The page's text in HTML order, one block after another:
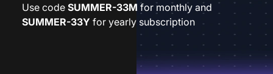
Use code SUMMER-33M for monthly and
SUMMER-33Y for yearly subscription